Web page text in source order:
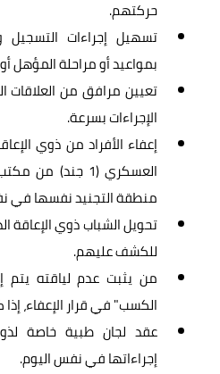
حركتهم.
تسهيل إجراءات التسجيل
بمواعيد أو مراحلة المؤهل أو
تعيين مرافق من العلاقات
الإجراءات بسرعة.
إعفاء الأفراد من ذوي
العسكري (1 جند) من
منطقة التجنيد نفسها في
تحويل الشباب ذوي الإعاقة
للكشف عليهم.
من يثبت عدم لياقته يتم
الكسب" في قرار الإعفاء،
عقد لجان طبية خاصة
إجراءاتها في نفس اليوم.